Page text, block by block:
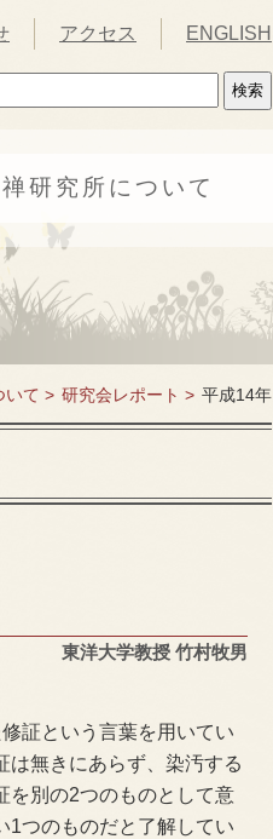
アクセス ENGLISH
禅研究所について
いて > 研究会レポート > 平成14年
東洋大学教授 竹村牧男
証という言葉を用いてい
は無きにあらず、染汚する
を別の2つのものとして意
1つのものだと了解してい